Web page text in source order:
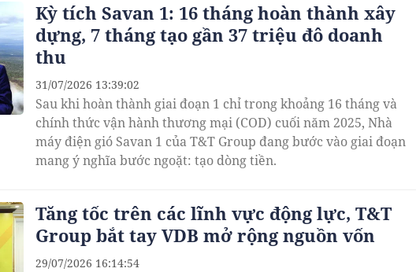
Kỳ tích Savan 1: 16 tháng hoàn thành xây
dựng, 7 tháng tạo gần 37 triệu đô doanh
thu
Sau khi hoàn thành giai đoạn 1 chỉ trong khoảng 16 tháng và
chính thức vận hành thương mại (COD) cuối năm 2025, Nhà
máy điện gió Savan 1 của T&T Group đang bước vào giai đoạn
mang ý nghĩa bước ngoặt: tạo dòng tiền.
31/07/2026 13:39:02
Tăng tốc trên các lĩnh vực động lực, T&T
Group bắt tay VDB mở rộng nguồn vốn
29/07/2026 16:14:54